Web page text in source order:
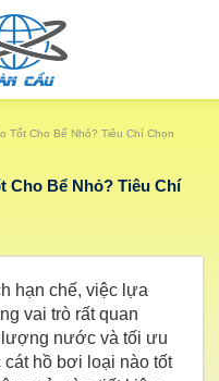
Tốt Cho Bể Nhỏ? Tiêu Chí Chọn
Cho Bể Nhỏ? Tiêu Chí
hạn chế, việc lựa
vai trò rất quan
lượng nước và tối ưu
hồ bơi loại nào tốt